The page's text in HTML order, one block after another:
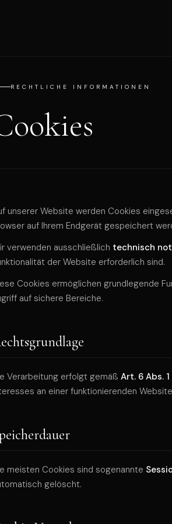
RECHTLICHE INFORMATIONEN
unserer Website werden Cookies
auf Ihrem Endgerät gespeichert
verwenden ausschließlich technisch
der Website erforderlich sind.
Cookies ermöglichen grundlegende
auf sichere Bereiche.
Verarbeitung erfolgt gemäß Art. 6 Abs.
an einer funktionierenden
meisten Cookies sind sogenannte
gelöscht.